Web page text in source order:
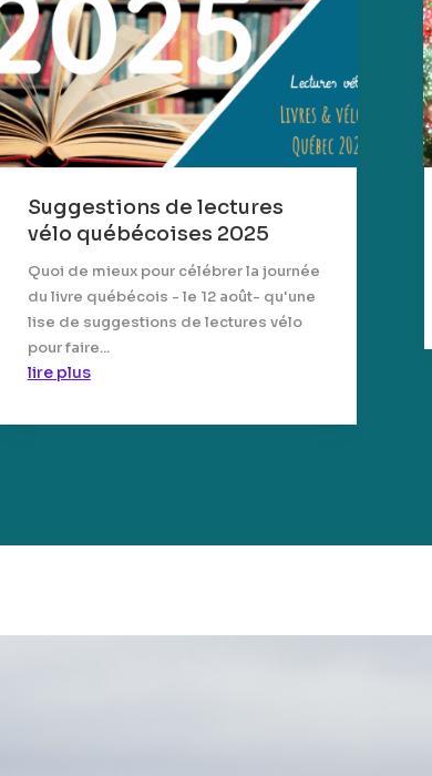
Suggestions de lectures
vélo québécoises 2025
Quoi de mieux pour célébrer la journée
du livre québécois - le 12 août- qu'une
lise de suggestions de lectures vélo
pour faire...
lire plus